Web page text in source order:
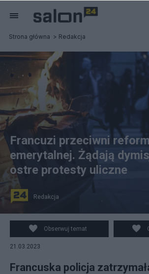
Strona główna Redakcja
We Francji obywatele protestują
podwyższeniu wieku emerytalnego.
Francuzi przeciwni
emerytalnej. Żądają
ostre protesty uliczne
Redakcja
Obserwuj temat
21.03.2023
Francuska policja